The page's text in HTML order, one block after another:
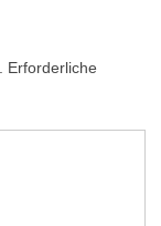
Erforderliche